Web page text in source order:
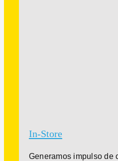
In-Store
Generamos impulso de